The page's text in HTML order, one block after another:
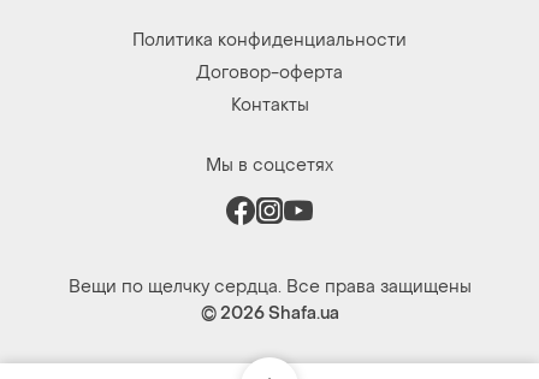
Политика конфиденциальности
Договор-оферта
Контакты
Мы в соцсетях
Вещи по щелчку сердца. Все права защищены
© 2026Shafa.ua